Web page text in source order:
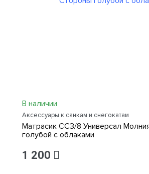
В наличии
Аксессуары к санкам и снегокатам
Матрасик СС3/8 Универсал
голубой с облаками
1 200